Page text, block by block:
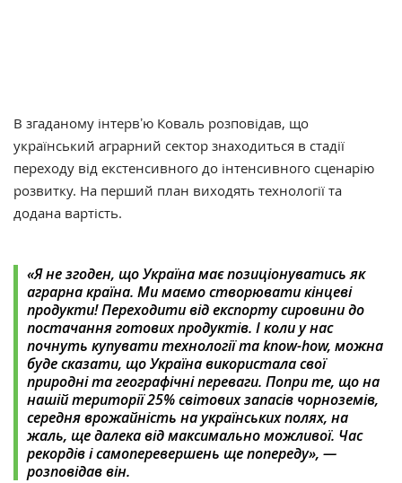
В згаданому інтервʼю Коваль розповідав, що
український аграрний сектор знаходиться в стадії
переходу від екстенсивного до інтенсивного сценарію
розвитку. На перший план виходять технології та
додана вартість.
«Я не згоден, що Україна має позиціонуватись як
аграрна країна. Ми маємо створювати кінцеві
продукти! Переходити від експорту сировини до
постачання готових продуктів. І коли у нас
почнуть купувати технології та know-how, можна
буде сказати, що Україна використала свої
природні та географічні переваги. Попри те, що на
нашій території 25% світових запасів чорноземів,
середня врожайність на українських полях, на
жаль, ще далека від максимально можливої. Час
рекордів і самоперевершень ще попереду», —
розповідав він.